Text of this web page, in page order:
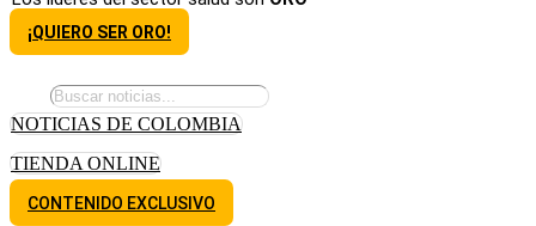
¡QUIERO SER ORO!
NOTICIAS DE COLOMBIA
TIENDA ONLINE
CONTENIDO EXCLUSIVO